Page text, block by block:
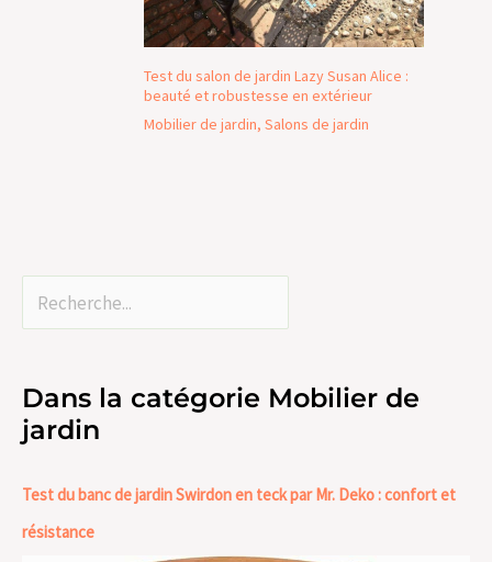
jardin, il peut
également servir
maximisant ainsi
l'espace
disponible. Les
Test du salon de jardin Lazy Susan Alice :
beauté et robustesse en extérieur
Mobilier de jardin, Salons de jardin
Dans la catégorie Mobilier de
jardin
Test du banc de jardin Swirdon en teck par Mr. Deko : confort et
résistance